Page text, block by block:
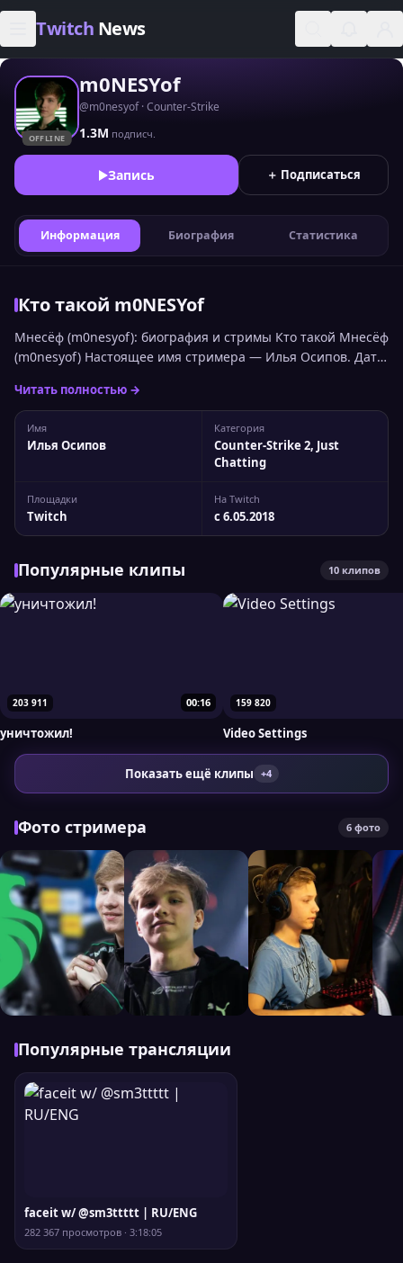
Skip to content
Twitch News
OFFLINE
m0NESYof
@m0nesyof · Counter-Strike
1.3M подписч.
Запись ＋ Подписаться
Информация Биография Статистика
Кто такой m0NESYof
Мнесёф (m0nesyof): биография и стримы Кто такой Мнесёф
(m0nesyof) Настоящее имя стримера — Илья Осипов. Дата
Москва, Россия. Ведёт стримы на платформе Twitch.
Карьера стримера Карьера стримера началась в
06.05.2018 году. Канал был создан 2018-05-06. Основная
игра стримера...
Читать полностью →
Имя
Илья Осипов
Категория
Counter-Strike 2, Just
Chatting
Площадки
Twitch
На Twitch
с 6.05.2018
Популярные клипы 10 клипов
00:16
203 911
уничтожил!
159 820
Video Settings
Показать ещё клипы +4
Фото стримера 6 фото
Популярные трансляции
faceit w/ @sm3ttttt | RU/ENG
282 367 просмотров · 3:18:05